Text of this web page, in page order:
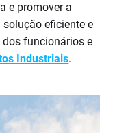
e promover a
eficiente e
funcionários e
Industriais.